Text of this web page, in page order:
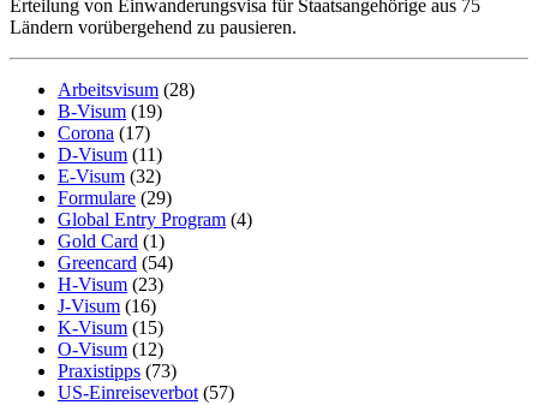
Erteilung von Einwanderungsvisa für Staatsangehörige aus 75
Ländern vorübergehend zu pausieren.
Arbeitsvisum (28)
B-Visum (19)
Corona (17)
D-Visum (11)
E-Visum (32)
Formulare (29)
Global Entry Program (4)
Gold Card (1)
Greencard (54)
H-Visum (23)
J-Visum (16)
K-Visum (15)
O-Visum (12)
Praxistipps (73)
US-Einreiseverbot (57)